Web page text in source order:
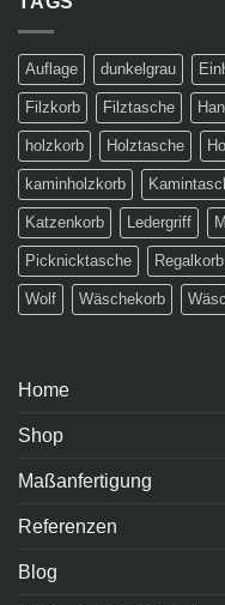
Auflage dunkelgrau
Filzkorb Filztasche
holzkorb Holztasche
kaminholzkorb
Katzenkorb Ledergriff
Picknicktasche Regalkorb
Wolf Wäschekorb
Home
Shop
Maßanfertigung
Referenzen
Blog